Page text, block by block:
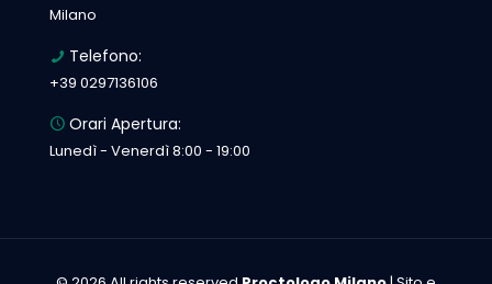
Milano
Telefono:
+39 0297136106
Orari Apertura:
Lunedì - Venerdì 8:00 - 19:00